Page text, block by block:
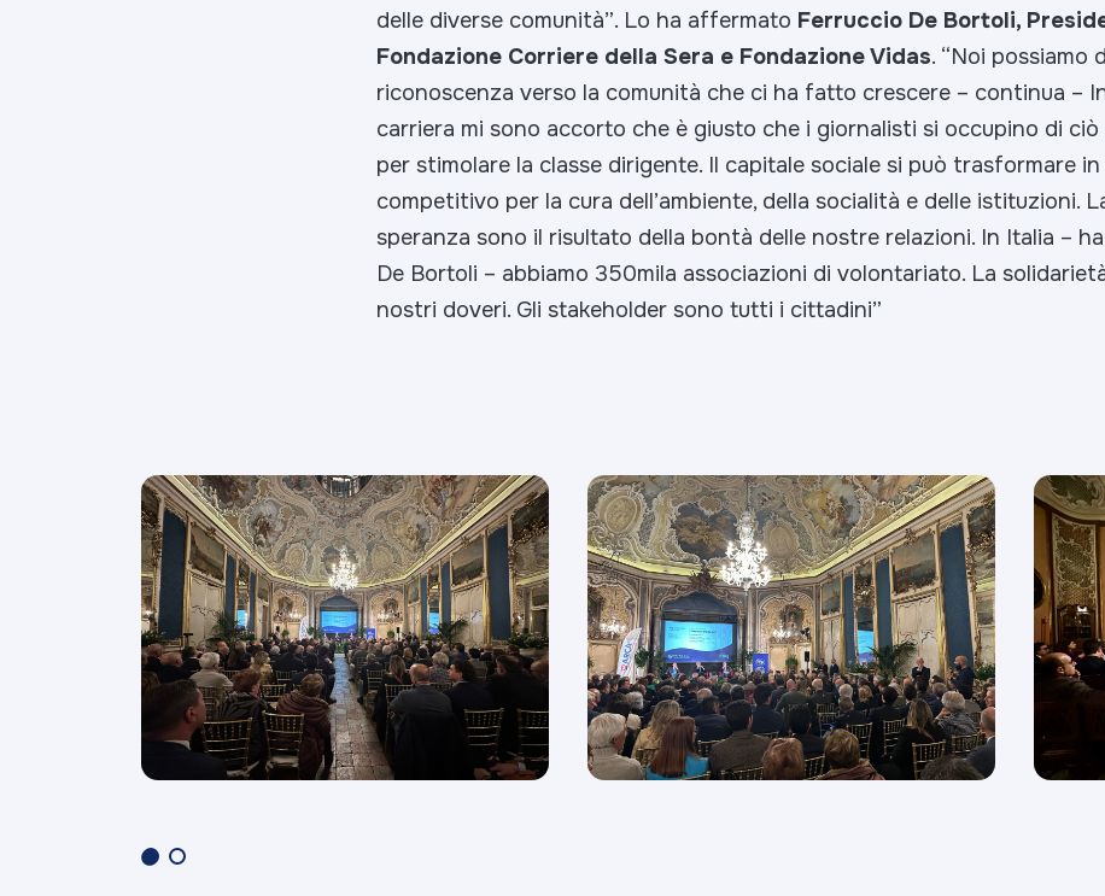
delle diverse comunità”. Lo ha affermato Ferruccio De Bortoli,
Fondazione Corriere della Sera e Fondazione Vidas. “Noi possiamo
riconoscenza verso la comunità che ci ha fatto crescere – continua –
carriera mi sono accorto che è giusto che i giornalisti si occupino di
per stimolare la classe dirigente. Il capitale sociale si può trasformare
competitivo per la cura dell’ambiente, della socialità e delle istituzioni.
speranza sono il risultato della bontà delle nostre relazioni. In Italia –
De Bortoli – abbiamo 350mila associazioni di volontariato. La
nostri doveri. Gli stakeholder sono tutti i cittadini”